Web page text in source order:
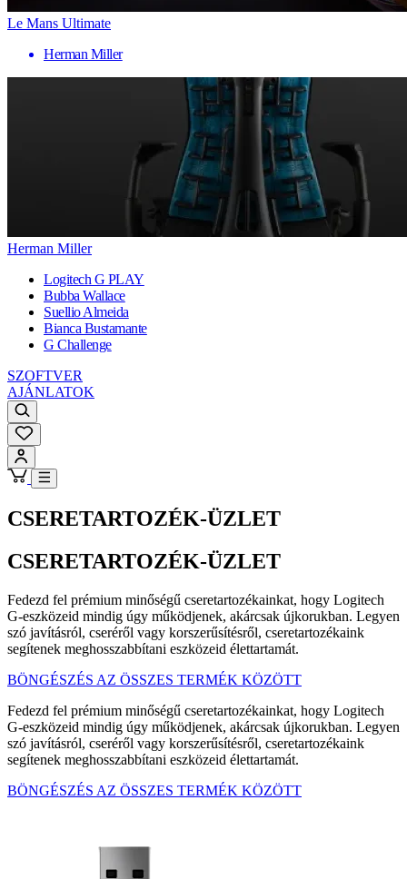
Le Mans Ultimate
Herman Miller
Herman Miller
Logitech G PLAY
Bubba Wallace
Suellio Almeida
Bianca Bustamante
G Challenge
SZOFTVER
AJÁNLATOK
CSERETARTOZÉK-ÜZLET
CSERETARTOZÉK-ÜZLET
Fedezd fel prémium minőségű cseretartozékainkat, hogy Logitech
G-eszközeid mindig úgy működjenek, akárcsak újkorukban. Legyen
szó javításról, cseréről vagy korszerűsítésről, cseretartozékaink
segítenek meghosszabbítani eszközeid élettartamát.
BÖNGÉSZÉS AZ ÖSSZES TERMÉK KÖZÖTT
Fedezd fel prémium minőségű cseretartozékainkat, hogy Logitech
G-eszközeid mindig úgy működjenek, akárcsak újkorukban. Legyen
szó javításról, cseréről vagy korszerűsítésről, cseretartozékaink
segítenek meghosszabbítani eszközeid élettartamát.
BÖNGÉSZÉS AZ ÖSSZES TERMÉK KÖZÖTT